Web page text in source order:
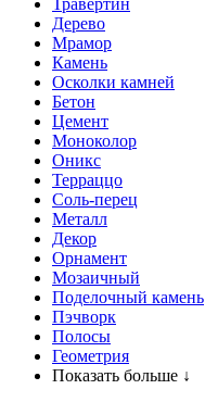
Травертин
Дерево
Мрамор
Камень
Осколки камней
Бетон
Цемент
Моноколор
Оникс
Терраццо
Соль-перец
Металл
Декор
Орнамент
Мозаичный
Поделочный камень
Пэчворк
Полосы
Геометрия
Показать больше ↓